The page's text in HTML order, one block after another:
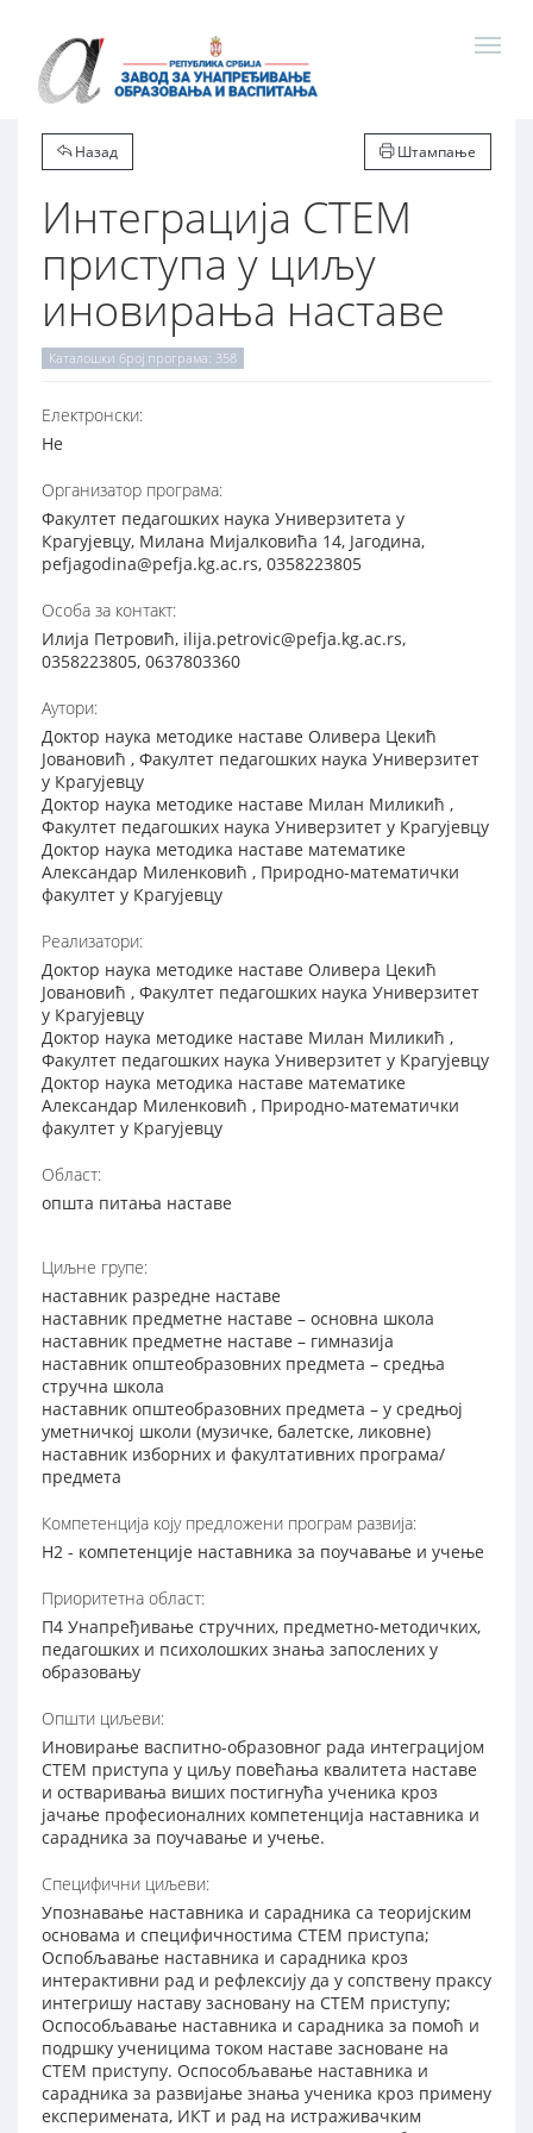
Назад Штампање
Интеграција СТЕМ
приступа у циљу
иновирања наставе
Каталошки број програма: 358
Електронски:
Не
Организатор програма:
Факултет педагошких наука Универзитета у
Крагујевцу, Милана Мијалковића 14, Јагодина,
pefjagodina@pefja.kg.ac.rs, 0358223805
Особа за контакт:
Илија Петровић, ilija.petrovic@pefja.kg.ac.rs,
0358223805, 0637803360
Аутори:
Доктор наука методике наставе Оливера Цекић
Јовановић , Факултет педагошких наука Универзитет
у Крагујевцу
Доктор наука методике наставе Милан Миликић ,
Факултет педагошких наука Универзитет у Крагујевцу
Доктор наука методика наставе математике
Александар Миленковић , Природно-математички
факултет у Крагујевцу
Реализатори:
Доктор наука методике наставе Оливера Цекић
Јовановић , Факултет педагошких наука Универзитет
у Крагујевцу
Доктор наука методике наставе Милан Миликић ,
Факултет педагошких наука Универзитет у Крагујевцу
Доктор наука методика наставе математике
Александар Миленковић , Природно-математички
факултет у Крагујевцу
Област:
општа питања наставе
Циљне групе:
наставник разредне наставе
наставник предметне наставе – основна школа
наставник предметне наставе – гимназија
наставник општеобразовних предмета – средња
стручна школа
наставник општеобразовних предмета – у средњој
уметничкој школи (музичке, балетске, ликовне)
наставник изборних и факултативних програма/
предмета
Компетенција коју предложени програм развија:
Н2 - компетенције наставника за поучавање и учење
Приоритетна област:
П4 Унапређивање стручних, предметно-методичких,
педагошких и психолошких знања запослених у
образовању
Општи циљеви:
Иновирање васпитно-образовног рада интеграцијом
СТЕМ приступа у циљу повећања квалитета наставе
и остваривања виших постигнућа ученика кроз
јачање професионалних компетенција наставника и
сарадника за поучавање и учење.
Специфични циљеви:
Упознавање наставника и сарадника са теоријским
основама и специфичностима СТЕМ приступа;
Оспобљавање наставника и сарадника кроз
интерактивни рад и рефлексију да у сопствену праксу
интегришу наставу засновану на СТЕМ приступу;
Оспособљавање наставника и сарадника за помоћ и
подршку ученицима током наставе засноване на
СТЕМ приступу. Оспособљавање наставника и
сарадника за развијање знања ученика кроз примену
експеримената, ИКТ и рад на истраживачким